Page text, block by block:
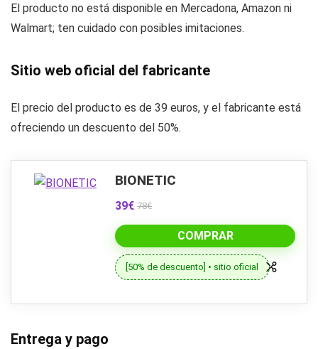
El producto no está disponible en Mercadona, Amazon ni
Walmart; ten cuidado con posibles imitaciones.
Sitio web oficial del fabricante
El precio del producto es de 39 euros, y el fabricante está
ofreciendo un descuento del 50%.
BIONETIC
39€ 78€
COMPRAR
[50% de descuento] • sitio oficial
Entrega y pago